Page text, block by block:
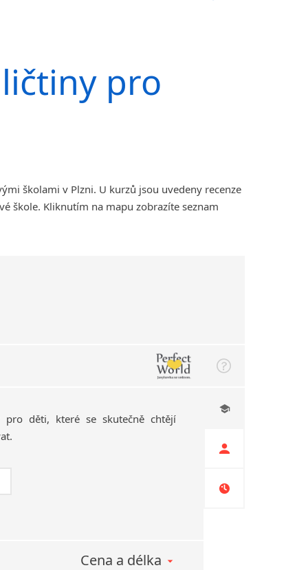
pro
školami v Plzni. U kurzů jsou uvedeny recenze
škole. Kliknutím na mapu zobrazíte seznam
pro děti, které se skutečně chtějí
Cena a délka